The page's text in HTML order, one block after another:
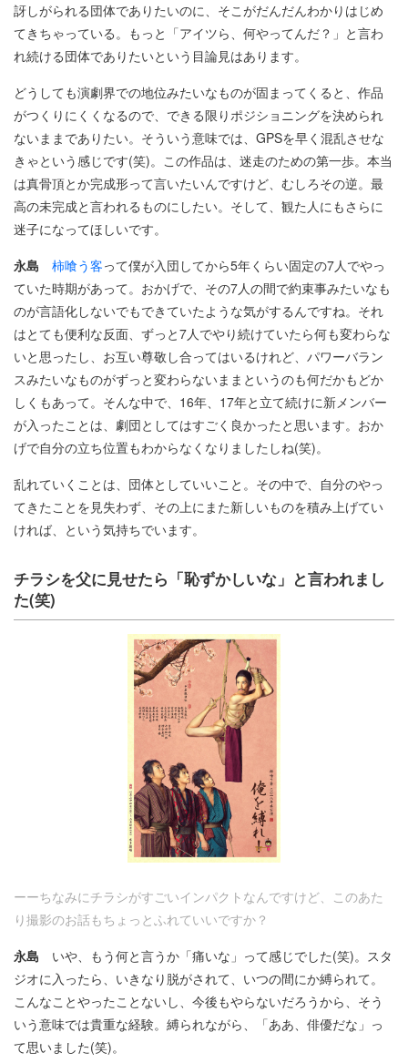
訝しがられる団体でありたいのに、そこがだんだんわかりはじめ
てきちゃっている。もっと「アイツら、何やってんだ？」と言わ
れ続ける団体でありたいという目論見はあります。
どうしても演劇界での地位みたいなものが固まってくると、作品
がつくりにくくなるので、できる限りポジショニングを決められ
ないままでありたい。そういう意味では、GPSを早く混乱させな
きゃという感じです(笑)。この作品は、迷走のための第一歩。本当
は真骨頂とか完成形って言いたいんですけど、むしろその逆。最
高の未完成と言われるものにしたい。そして、観た人にもさらに
迷子になってほしいです。
永島
柿喰う客って僕が入団してから5年くらい固定の7人でやっ
ていた時期があって。おかげで、その7人の間で約束事みたいなも
のが言語化しないでもできていたような気がするんですね。それ
はとても便利な反面、ずっと7人でやり続けていたら何も変わらな
いと思ったし、お互い尊敬し合ってはいるけれど、パワーバラン
スみたいなものがずっと変わらないままというのも何だかもどか
しくもあって。そんな中で、16年、17年と立て続けに新メンバー
が入ったことは、劇団としてはすごく良かったと思います。おか
げで自分の立ち位置もわからなくなりましたしね(笑)。
乱れていくことは、団体としていいこと。その中で、自分のやっ
てきたことを見失わず、その上にまた新しいものを積み上げてい
ければ、という気持ちでいます。
チラシを父に見せたら「恥ずかしいな」と言われまし
た(笑)
ーーちなみにチラシがすごいインパクトなんですけど、このあた
り撮影のお話もちょっとふれていいですか？
永島 いや、もう何と言うか「痛いな」って感じでした(笑)。スタ
ジオに入ったら、いきなり脱がされて、いつの間にか縛られて。
こんなことやったことないし、今後もやらないだろうから、そう
いう意味では貴重な経験。縛られながら、「ああ、俳優だな」っ
て思いました(笑)。